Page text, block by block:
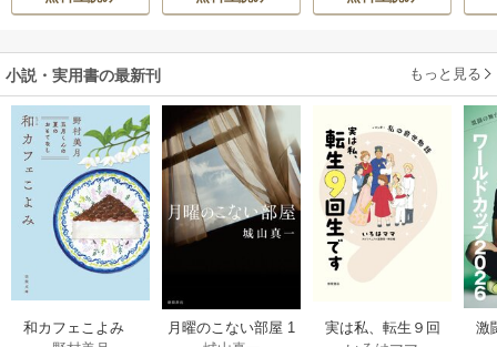
真実の恋を探しま
生活を満喫する
小説・実用書の最新刊 もっと見る
和カフェこよみ
月曜のこない部屋 1
実は私、転生９回
激